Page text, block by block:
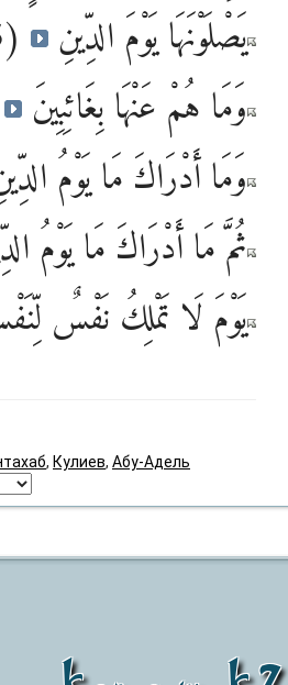
يَصْلَوْنَهَا يَوْمَ الدِّينِ
(15)
وَمَا هُمْ عَنْهَا بِغَائِبِينَ
وَمَا أَدْرَاكَ مَا يَوْمُ
ثُمَّ مَا أَدْرَاكَ مَا يَوْمُ
يَوْمَ لَا تَمْلِكُ نَفْسٌ
, Кулиев, Абу-Адель